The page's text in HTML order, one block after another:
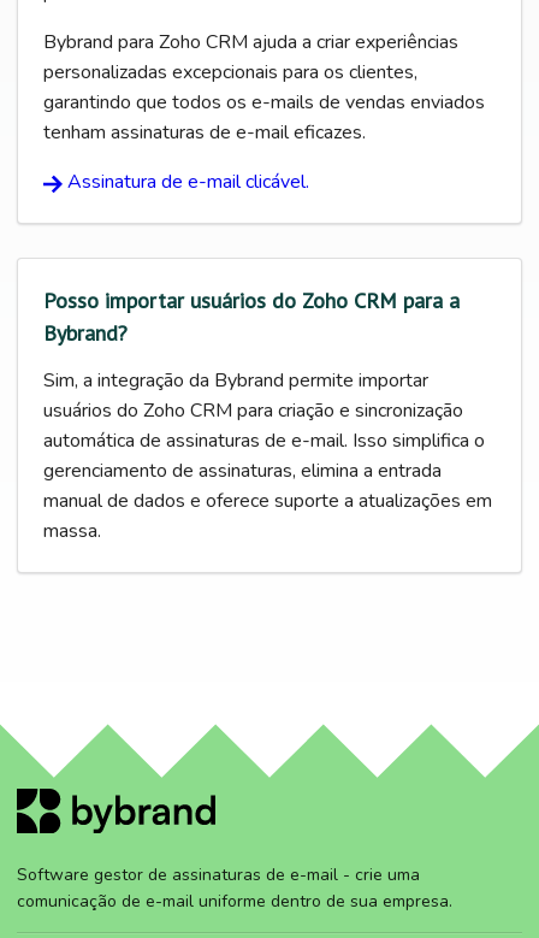
Bybrand para Zoho CRM ajuda a criar experiências
personalizadas excepcionais para os clientes,
garantindo que todos os e-mails de vendas enviados
tenham assinaturas de e-mail eficazes.
Assinatura de e-mail clicável.
Posso importar usuários do Zoho CRM para a
Bybrand?
Sim, a integração da Bybrand permite importar
usuários do Zoho CRM para criação e sincronização
automática de assinaturas de e-mail. Isso simplifica o
gerenciamento de assinaturas, elimina a entrada
manual de dados e oferece suporte a atualizações em
massa.
Software gestor de assinaturas de e-mail - crie uma
comunicação de e-mail uniforme dentro de sua empresa.